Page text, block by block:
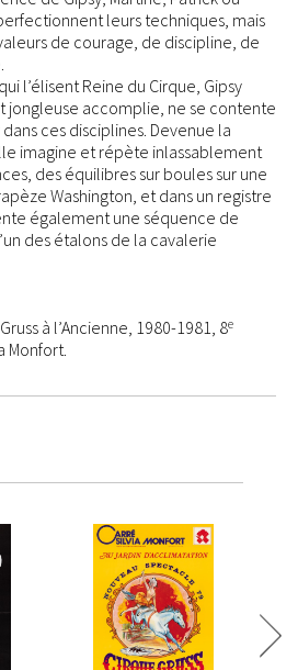
leurs techniques, mais
de courage, de discipline, de
l’élisent Reine du Cirque, Gipsy
jongleuse accomplie, ne se contente
ces disciplines. Devenue la
imagine et répète inlassablement
des équilibres sur boules sur une
Washington, et dans un registre
également une séquence de
des étalons de la cavalerie
à l’Ancienne, 1980-1981, 8e
Monfort.